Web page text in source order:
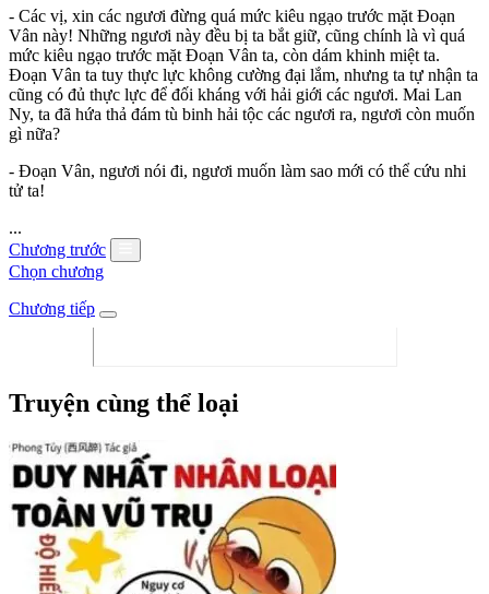
- Các vị, xin các ngươi đừng quá mức kiêu ngạo trước mặt Đoạn
Vân này! Những ngươi này đều bị ta bắt giữ, cũng chính là vì quá
mức kiêu ngạo trước mặt Đoạn Vân ta, còn dám khinh miệt ta.
Đoạn Vân ta tuy thực lực không cường đại lắm, nhưng ta tự nhận ta
cũng có đủ thực lực để đối kháng với hải giới các ngươi. Mai Lan
Ny, ta đã hứa thả đám tù binh hải tộc các ngươi ra, ngươi còn muốn
gì nữa?
- Đoạn Vân, ngươi nói đi, ngươi muốn làm sao mới có thể cứu nhi
tử ta!
...
Chương trước
Chọn chương
Chương tiếp
Truyện cùng thể loại